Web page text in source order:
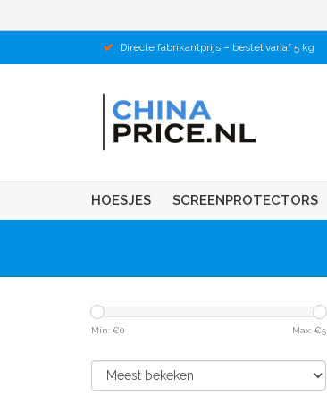
Directe fabrikantprijs – bestel vanaf 5 kg
HOESJES SCREENPROTECTORS
Min: €0 Max: €5